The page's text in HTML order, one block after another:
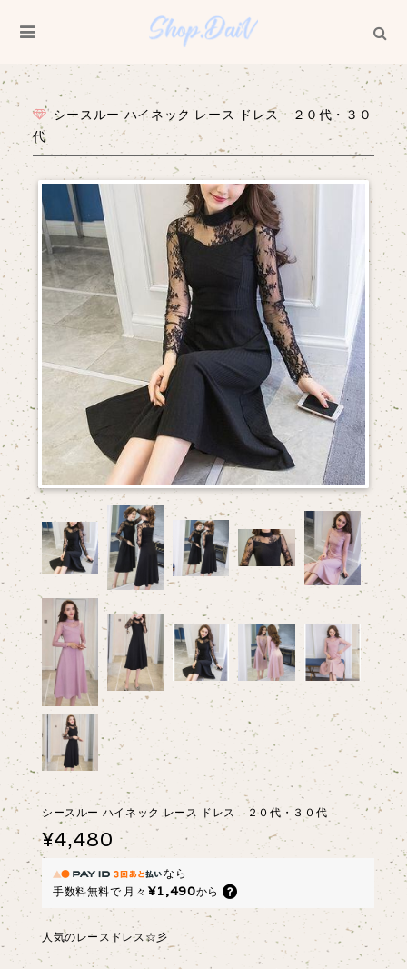
シースルー ハイネック レース ドレス ２０代・３０
代
シースルー ハイネック レース ドレス ２０代・３０代
¥4,480
なら
手数料無料で 月々 ¥1,490から
人気のレースドレス☆彡